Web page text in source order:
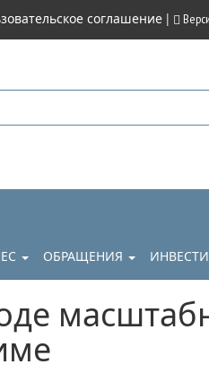
соглашение |
ОБРАЩЕНИЯ